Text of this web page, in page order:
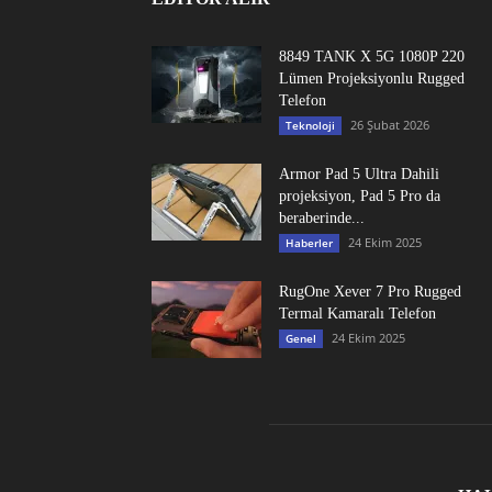
8849 TANK X 5G 1080P 220
Lümen Projeksiyonlu Rugged
Telefon
Teknoloji 26 Şubat 2026
Armor Pad 5 Ultra Dahili
projeksiyon, Pad 5 Pro da
beraberinde...
Haberler 24 Ekim 2025
RugOne Xever 7 Pro Rugged
Termal Kamaralı Telefon
Genel 24 Ekim 2025